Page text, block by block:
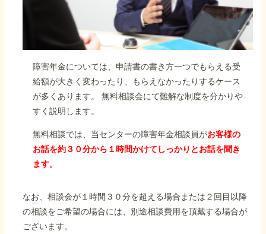
障害年金については、申請書の書き方一つでもらえる受
給額が大きく変わったり、もらえなかったりするケース
が多くあります。 無料相談会にて難解な制度を分かりや
すく説明します。
無料相談では、当センターの障害年金相談員がお客様の
お話を約３０分から１時間かけてしっかりとお話を聞き
ます。
なお、相談会が１時間３０分を超える場合または２回目以降
の相談をご希望の場合には、別途相談費用を頂戴する場合が
ございます。